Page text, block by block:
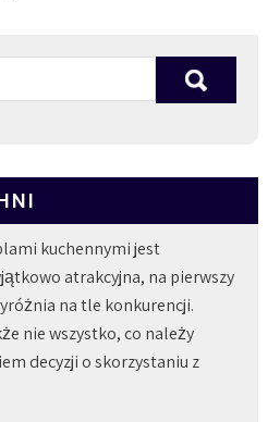
kuchennymi jest
atrakcyjna, na pierwszy
na tle konkurencji.
nie wszystko, co należy
decyzji o skorzystaniu z